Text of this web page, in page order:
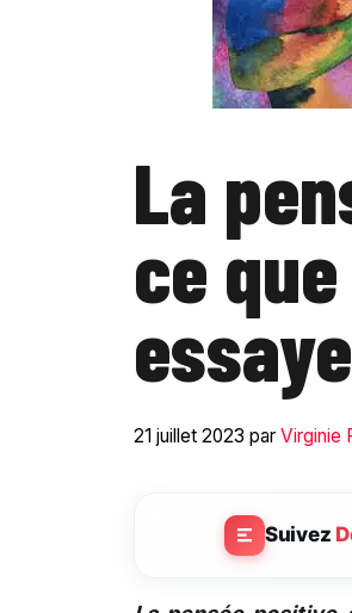
La
ce
21 juillet 2023 par Virginie
Suivez